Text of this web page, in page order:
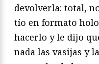
devolverla: total,
tío en formato
hacerlo y le dijo
nada las vasijas y